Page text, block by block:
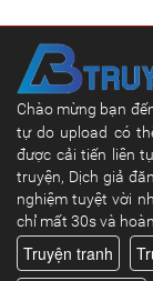
Chào mừng bạn
tự do upload có
được cải tiến liên
truyện, Dịch giả
nghiệm tuyệt vời
chỉ mất 30s và
Truyện tranh